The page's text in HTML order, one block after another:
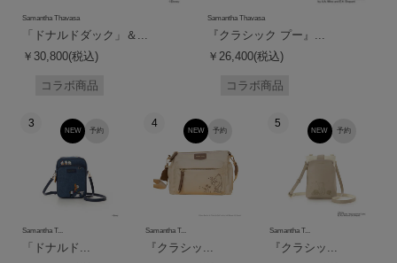
Samantha Thavasa
「ドナルドダック」＆...
￥30,800(税込)
コラボ商品
Samantha Thavasa
『クラシック プー』...
￥26,400(税込)
コラボ商品
3
予約
NEW
Samantha T...
「ドナルド...
4
予約
NEW
Samantha T...
『クラシッ...
5
予約
NEW
Samantha T...
『クラシッ...